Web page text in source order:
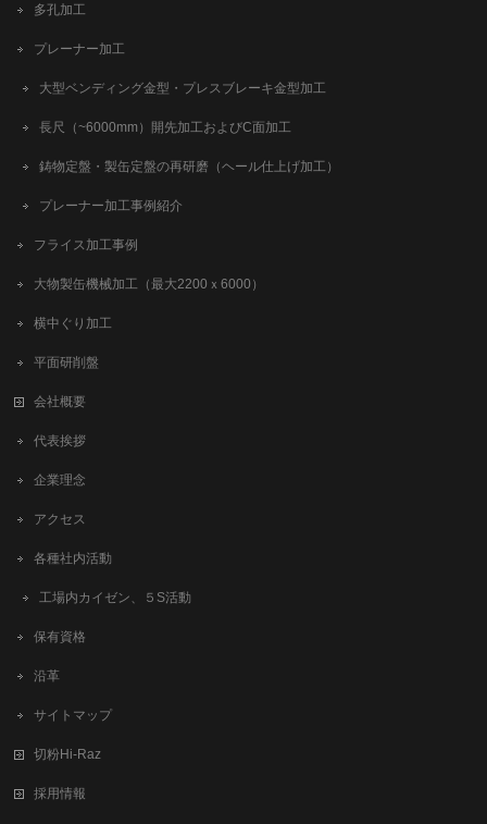
多孔加工
プレーナー加工
大型ベンディング金型・プレスブレーキ金型加工
長尺（~6000mm）開先加工およびC面加工
鋳物定盤・製缶定盤の再研磨（ヘール仕上げ加工）
プレーナー加工事例紹介
フライス加工事例
大物製缶機械加工（最大2200ｘ6000）
横中ぐり加工
平面研削盤
会社概要
代表挨拶
企業理念
アクセス
各種社内活動
工場内カイゼン、５S活動
保有資格
沿革
サイトマップ
切粉Hi-Raz
採用情報